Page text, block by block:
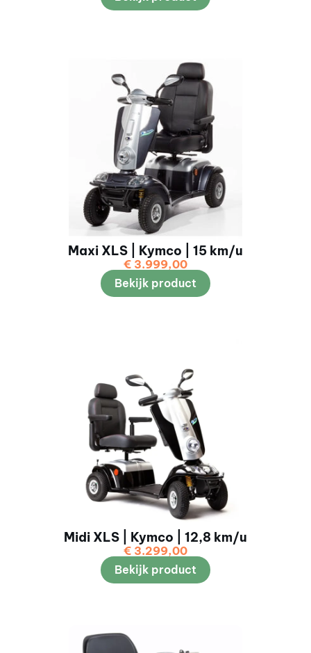
Maxi XLS | Kymco | 15 km/u
€ 3.999,00
Bekijk product
Midi XLS | Kymco | 12,8 km/u
€ 3.299,00
Bekijk product